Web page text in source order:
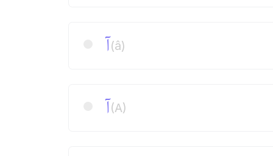
آ(â)
آ(A)